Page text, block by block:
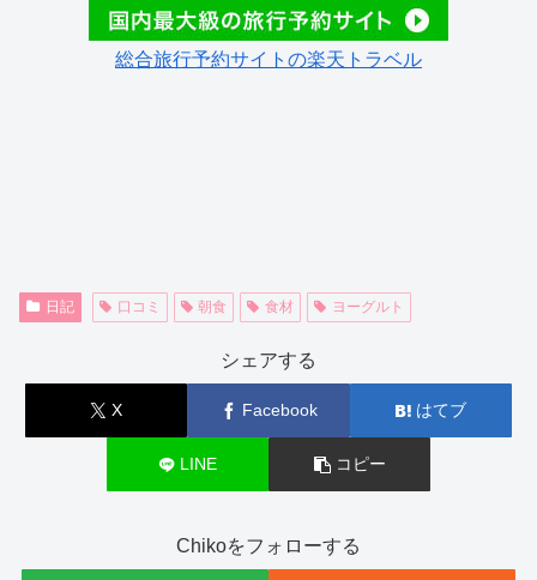
総合旅行予約サイトの楽天トラベル
日記 口コミ 朝食 食材 ヨーグルト
シェアする
X Facebook はてブ
LINE コピー
Chikoをフォローする